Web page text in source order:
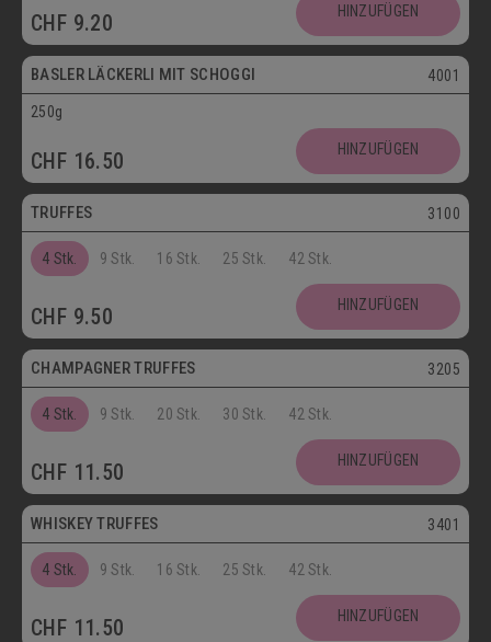
CHF 9.20 HINZUFÜGEN
Vegetarisch
BASLER LÄCKERLI MIT SCHOGGI 4001
250g
CHF 16.50 HINZUFÜGEN
Vegetarisch
TRUFFES 3100
4 Stk. 9 Stk. 16 Stk. 25 Stk. 42 Stk.
CHF 9.50 HINZUFÜGEN
Postversand
CHAMPAGNER TRUFFES 3205
4 Stk. 9 Stk. 20 Stk. 30 Stk. 42 Stk.
CHF 11.50 HINZUFÜGEN
Vegetarisch
WHISKEY TRUFFES 3401
4 Stk. 9 Stk. 16 Stk. 25 Stk. 42 Stk.
CHF 11.50 HINZUFÜGEN